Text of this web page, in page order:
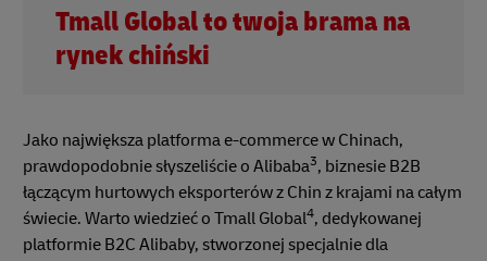
Tmall Global to twoja brama na
rynek chiński
Jako największa platforma e-commerce w Chinach,
prawdopodobnie słyszeliście o Alibaba3, biznesie B2B
łączącym hurtowych eksporterów z Chin z krajami na całym
świecie. Warto wiedzieć o Tmall Global4, dedykowanej
platformie B2C Alibaby, stworzonej specjalnie dla